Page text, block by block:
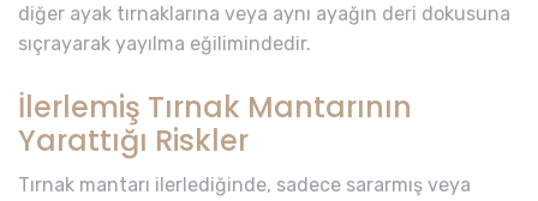
diğer ayak tırnaklarına veya aynı ayağın deri dokusuna
sıçrayarak yayılma eğilimindedir.
İlerlemiş Tırnak Mantarının
Yarattığı Riskler
Tırnak mantarı ilerlediğinde, sadece sararmış veya